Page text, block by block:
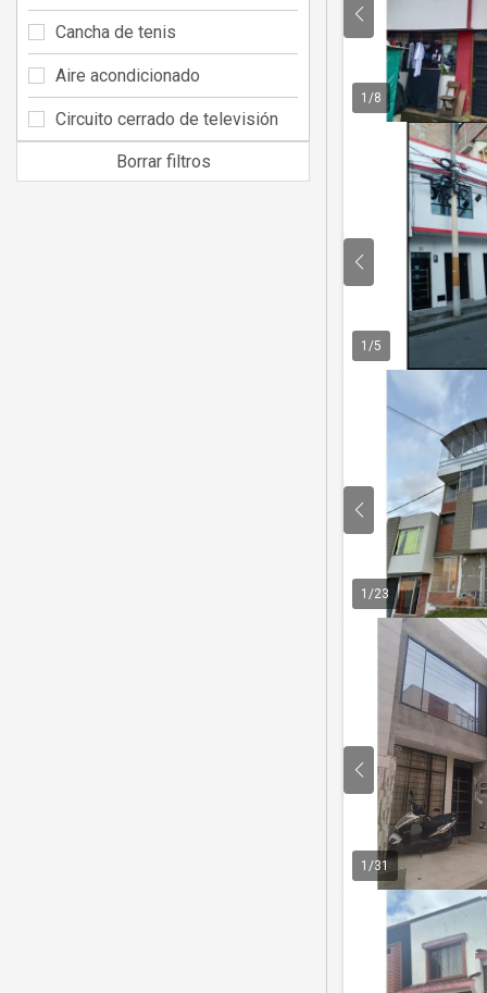
1 /8
1 /5
1 /23
1 /31
Cancha de tenis
Aire acondicionado
Circuito cerrado de televisión
Borrar filtros